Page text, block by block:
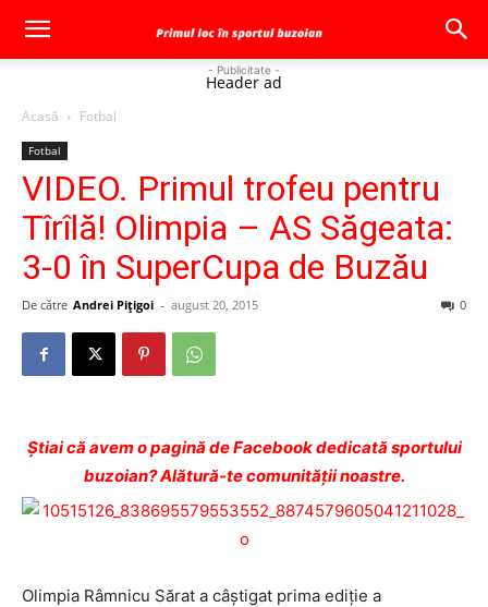
- Publicitate -
Header ad
Acasă Fotbal
Fotbal
VIDEO. Primul trofeu pentru
Tîrîlă! Olimpia – AS Săgeata:
3-0 în SuperCupa de Buzău
De către Andrei Pițigoi - august 20, 2015 0
Ştiai că avem o pagină de Facebook dedicată sportului
buzoian? Alătură-te comunității noastre.
Olimpia Râmnicu Sărat a câştigat prima ediţie a